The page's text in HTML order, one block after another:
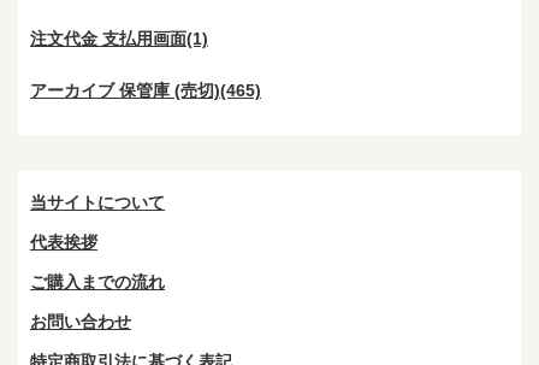
注文代金 支払用画面(1)
アーカイブ 保管庫 (売切)(465)
当サイトについて
代表挨拶
ご購入までの流れ
お問い合わせ